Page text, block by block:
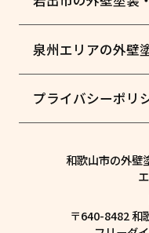
泉州エリアの外壁
プライバシーポリ
和歌山市の外壁
〒640-8482 和